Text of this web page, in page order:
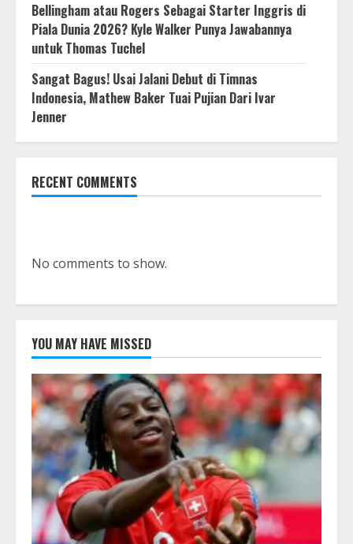
Bellingham atau Rogers Sebagai Starter Inggris di
Piala Dunia 2026? Kyle Walker Punya Jawabannya
untuk Thomas Tuchel
Sangat Bagus! Usai Jalani Debut di Timnas
Indonesia, Mathew Baker Tuai Pujian Dari Ivar
Jenner
RECENT COMMENTS
No comments to show.
YOU MAY HAVE MISSED